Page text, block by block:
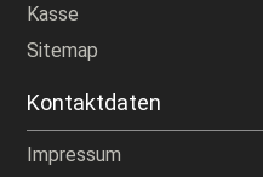
Kasse
Sitemap
Kontaktdaten
Impressum